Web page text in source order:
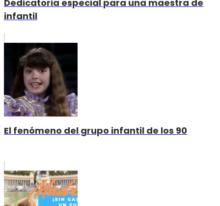
Dedicatoria especial para una maestra de
infantil
El fenómeno del grupo infantil de los 90